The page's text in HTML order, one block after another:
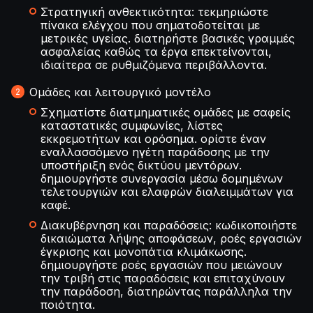
Στρατηγική ανθεκτικότητα: τεκμηριώστε
πίνακα ελέγχου που σηματοδοτείται με
μετρικές υγείας. διατηρήστε βασικές γραμμές
ασφαλείας καθώς τα έργα επεκτείνονται,
ιδιαίτερα σε ρυθμιζόμενα περιβάλλοντα.
Ομάδες και λειτουργικό μοντέλο
Σχηματίστε διατμηματικές ομάδες με σαφείς
καταστατικές συμφωνίες, λίστες
εκκρεμοτήτων και ορόσημα. ορίστε έναν
εναλλασσόμενο ηγέτη παράδοσης με την
υποστήριξη ενός δικτύου μεντόρων.
δημιουργήστε συνεργασία μέσω δομημένων
τελετουργιών και ελαφρών διαλειμμάτων για
καφέ.
Διακυβέρνηση και παραδόσεις: κωδικοποιήστε
δικαιώματα λήψης αποφάσεων, ροές εργασιών
έγκρισης και μονοπάτια κλιμάκωσης.
δημιουργήστε ροές εργασιών που μειώνουν
την τριβή στις παραδόσεις και επιταχύνουν
την παράδοση, διατηρώντας παράλληλα την
ποιότητα.